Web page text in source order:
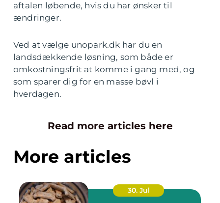
aftalen løbende, hvis du har ønsker til
ændringer.
Ved at vælge unopark.dk har du en
landsdækkende løsning, som både er
omkostningsfrit at komme i gang med, og
som sparer dig for en masse bøvl i
hverdagen.
Read more articles here
More articles
30. Jul